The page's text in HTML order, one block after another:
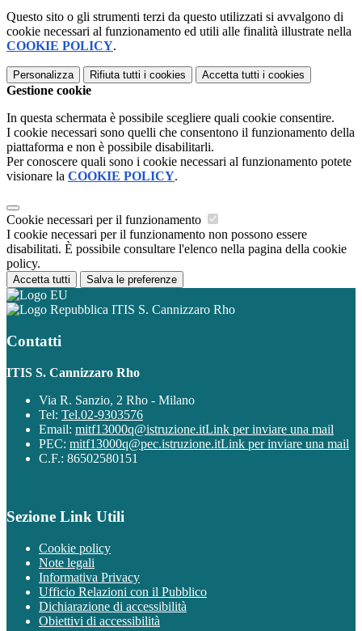
Questo sito o gli strumenti terzi da questo utilizzati si avvalgono di
cookie necessari al funzionamento ed utili alle finalità illustrate nella
COOKIE POLICY.
Personalizza Rifiuta tutti i cookies Accetta tutti i cookies
Gestione cookie
In questa schermata è possibile scegliere quali cookie consentire.
I cookie necessari sono quelli che consentono il funzionamento della
piattaforma e non è possibile disabilitarli.
Per conoscere quali sono i cookie necessari al funzionamento potete
visionare la COOKIE POLICY.
Cookie necessari per il funzionamento
I cookie necessari per il funzionamento non possono essere
disabilitati. È possibile consultare l'elenco nella pagina della cookie
policy.
Accetta tutti Salva le preferenze
ITIS S. Cannizzaro Rho
Contatti
ITIS S. Cannizzaro Rho
Via R. Sanzio, 2 Rho - Milano
Tel: Tel.02-9303576
Email: mitf13000q@istruzione.itLink per inviare una mail
PEC: mitf13000q@pec.istruzione.itLink per inviare una mail
C.F.: 86502580151
Sezione Link Utili
Cookie policy
Note legali
Informativa Privacy
Ufficio Relazioni con il Pubblico
Dichiarazione di accessibilità
Obiettivi di accessibilità